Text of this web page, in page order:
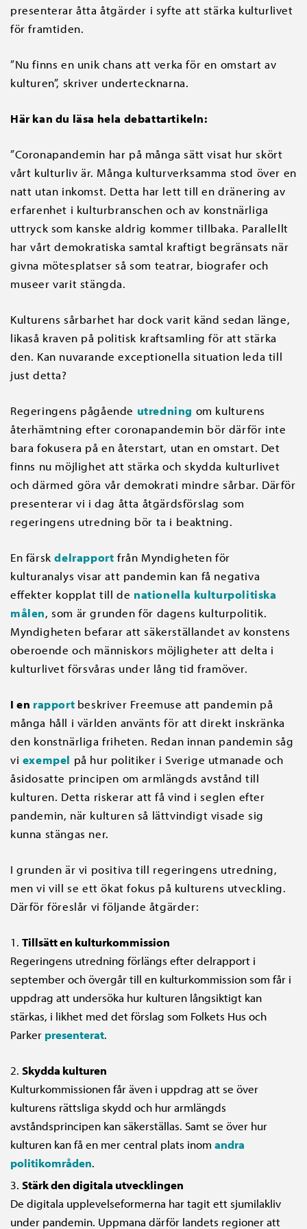
presenterar åtta åtgärder i syfte att stärka kulturlivet
för framtiden.
”Nu finns en unik chans att verka för en omstart av
kulturen”, skriver undertecknarna.
Här kan du läsa hela debattartikeln:
”Coronapandemin har på många sätt visat hur skört
vårt kulturliv är. Många kulturverksamma stod över en
natt utan inkomst. Detta har lett till en dränering av
erfarenhet i kulturbranschen och av konstnärliga
uttryck som kanske aldrig kommer tillbaka. Parallellt
har vårt demokratiska samtal kraftigt begränsats när
givna mötesplatser så som teatrar, biografer och
museer varit stängda.
Kulturens sårbarhet har dock varit känd sedan länge,
likaså kraven på politisk kraftsamling för att stärka
den. Kan nuvarande exceptionella situation leda till
just detta?
Regeringens pågående utredning om kulturens
återhämtning efter coronapandemin bör därför inte
bara fokusera på en återstart, utan en omstart. Det
finns nu möjlighet att stärka och skydda kulturlivet
och därmed göra vår demokrati mindre sårbar. Därför
presenterar vi i dag åtta åtgärdsförslag som
regeringens utredning bör ta i beaktning.
En färskdelrapport från Myndigheten för
kulturanalys visar att pandemin kan få negativa
effekter kopplat till de nationella kulturpolitiska
målen, som är grunden för dagens kulturpolitik.
Myndigheten befarar att säkerställandet av konstens
oberoende och människors möjligheter att delta i
kulturlivet försvåras under lång tid framöver.
I en rapport beskriver Freemuse att pandemin på
många håll i världen använts för att direkt inskränka
den konstnärliga friheten. Redan innan pandemin såg
vi exempel på hur politiker i Sverige utmanade och
åsidosatte principen om armlängds avstånd till
kulturen. Detta riskerar att få vind i seglen efter
pandemin, när kulturen så lättvindigt visade sig
kunna stängas ner.
I grunden är vi positiva till regeringens utredning,
men vi vill se ett ökat fokus på kulturens utveckling.
Därför föreslår vi följande åtgärder:
Tillsätt en kulturkommission
Regeringens utredning förlängs efter delrapport i
september och övergår till en kulturkommission som får i
uppdrag att undersöka hur kulturen långsiktigt kan
stärkas, i likhet med det förslag som Folkets Hus och
Parker presenterat.
Skydda kulturen
Kulturkommissionen får även i uppdrag att se över
kulturens rättsliga skydd och hur armlängds
avståndsprincipen kan säkerställas. Samt se över hur
kulturen kan få en mer central plats inom andra
politikområden.
Stärk den digitala utvecklingen
De digitala upplevelse­formerna har tagit ett sjumilakliv
under pandemin. Uppmana därför landets regioner att